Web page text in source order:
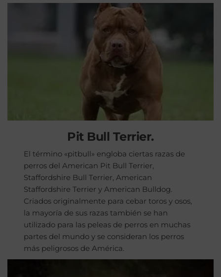
Pit Bull Terrier.
El término «pitbull» engloba ciertas razas de
perros del American Pit Bull Terrier,
Staffordshire Bull Terrier, American
Staffordshire Terrier y American Bulldog.
Criados originalmente para cebar toros y osos,
la mayoría de sus razas también se han
utilizado para las peleas de perros en muchas
partes del mundo y se consideran los perros
más peligrosos de América.